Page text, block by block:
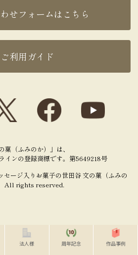
せフォームはこちら
ご利用ガイド
菓（ふみのか）」は、
インの登録商標です。第5649218号
セージ入りお菓子の世田谷 文の菓（ふみの
All rights reserved.
法人様 周年記念 作品事例